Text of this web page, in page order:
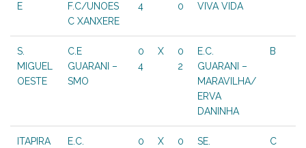
E
F.C/UNOES
C XANXERE
4
0
VIVA VIDA
S.
MIGUEL
OESTE
C.E
GUARANI –
SMO
0
4
X
0
2
E.C.
GUARANI –
MARAVILHA/
ERVA
DANINHA
B
ITAPIRA
E.C.
0
X
0
SE.
C